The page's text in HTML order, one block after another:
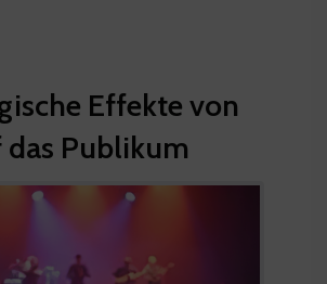
Effekte von
das Publikum